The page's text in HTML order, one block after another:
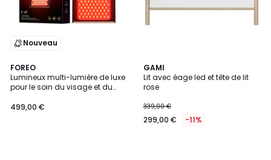
Nouveau
FOREO
Lumineux multi-lumière de luxe
pour le soin du visage et du
499,00 €
GAMI
Lit avec éage led et tête de lit
rose
339,00 €
299,00 € -11%